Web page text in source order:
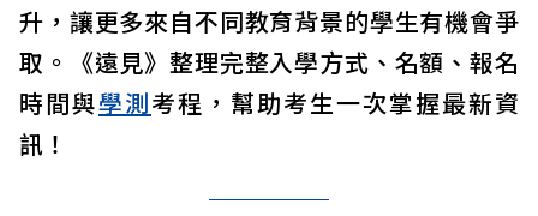
升，讓更多來自不同教育背景的學生有機會爭
取。《遠見》整理完整入學方式、名額、報名
時間與學測考程，幫助考生一次掌握最新資
訊！